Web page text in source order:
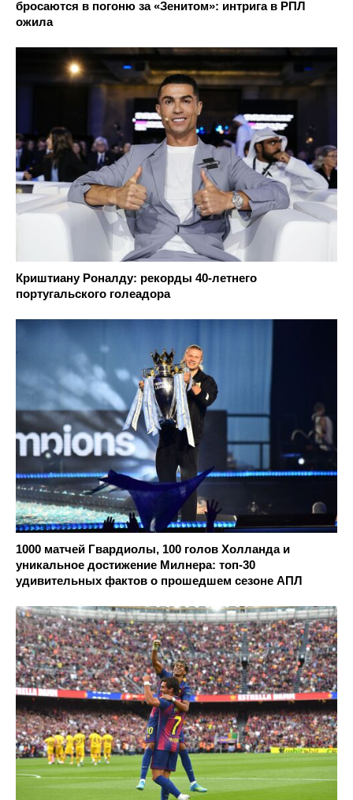
бросаются в погоню за «Зенитом»: интрига в РПЛ
ожила
Криштиану Роналду: рекорды 40-летнего
португальского голеадора
1000 матчей Гвардиолы, 100 голов Холланда и
уникальное достижение Милнера: топ-30
удивительных фактов о прошедшем сезоне АПЛ